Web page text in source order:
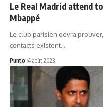
Le Real Madrid attend
Mbappé
Le club parisien devra
contacts existent…
Punto 4 août 2023